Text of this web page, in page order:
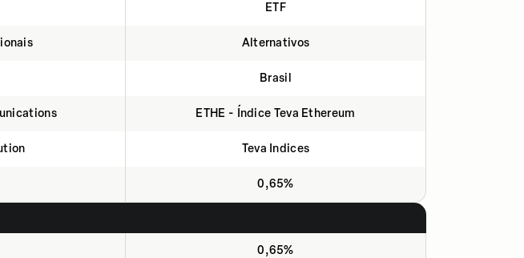
ETF
Alternativos
Brasil
ETHE - Índice Teva Ethereum
Teva Indices
0,65%
0,65%